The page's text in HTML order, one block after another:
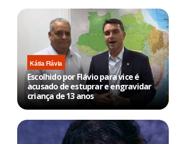
Kátia Flávia
Escolhido por Flávio para vice é
acusado de estuprar e engravidar
criança de 13 anos